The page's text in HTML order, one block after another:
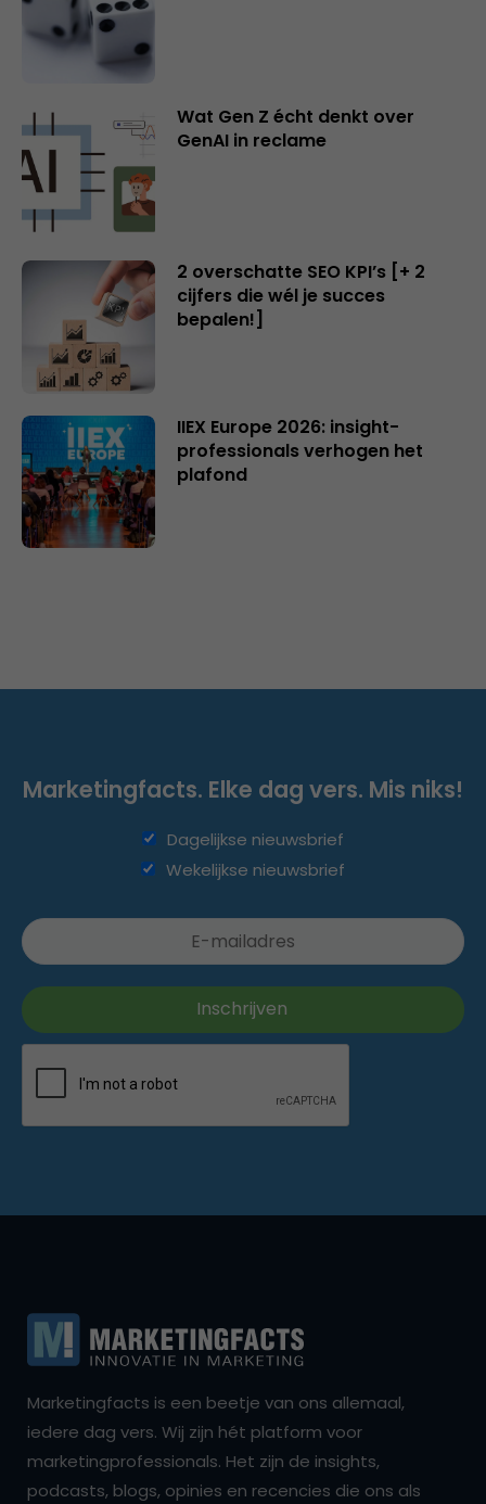
Wat Gen Z écht denkt over
GenAI in reclame
2 overschatte SEO KPI’s [+ 2
cijfers die wél je succes
bepalen!]
IIEX Europe 2026: insight-
professionals verhogen het
plafond
Marketingfacts. Elke dag vers. Mis niks!
Dagelijkse nieuwsbrief
Wekelijkse nieuwsbrief
Marketingfacts is een beetje van ons allemaal,
iedere dag vers. Wij zijn hét platform voor
marketingprofessionals. Het zijn de insights,
podcasts, blogs, opinies en recencies die ons als